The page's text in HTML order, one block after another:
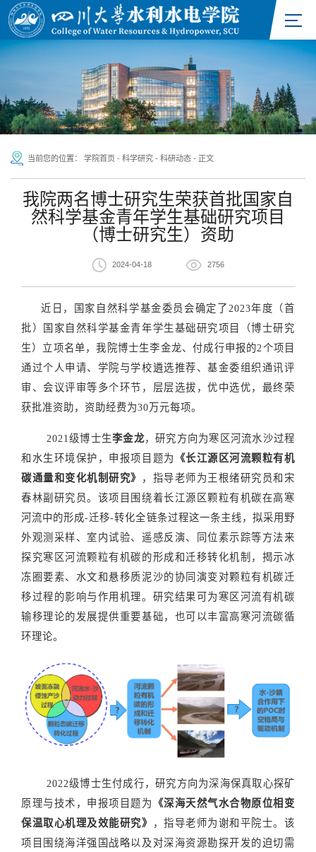
当前您的位置： 学院首页 - 科学研究 - 科研动态 - 正文
我院两名博士研究生荣获首批国家自
然科学基金青年学生基础研究项目
（博士研究生）资助
2024-04-18 2756
近日，国家自然科学基金委员会确定了 2023年度（首
批）国家自然科学基金青年学生基础研究项目（博士研究
生）立项名单，我院博士生李金龙、付成行申报的2个项目
通过个人申请、学院与学校遴选推荐、基金委组织通讯评
审、会议评审等多个环节，层层选拔，优中选优，最终荣
获批准资助，资助经费为30万元每项。
2021级博士生李金龙，研究方向为寒区河流水沙过程
和水生环境保护，申报项目题为
《长江源区河流颗粒有机
碳通量和变化机制研究》
，指导老师为王根绪研究员和宋
春林副研究员。该项目围绕着长江源区颗粒有机碳在高寒
河流中的形成-迁移-转化全链条过程这一条主线，拟采用野
外观测采样、室内试验、遥感反演、同位素示踪等方法来
探究寒区河流颗粒有机碳的形成和迁移转化机制 ，揭示冰
冻圈要素、水文和悬移质泥沙的协同演变对颗粒有机碳迁
移过程的影响与作用机理。 研究结果可为寒区河流有机碳
输移理论的发展提供重要基础，也可以丰富高寒河流碳循
环理论。
2022级博士生付成行，研究方向为深海保真取心探矿
原理与技术，申报项目题为
《深海天然气水合物原位相变
保温取心机理及效能研究》
，指导老师为谢和平院士。该
项目围绕海洋强国战略以及对深海资源勘探开发的迫切需